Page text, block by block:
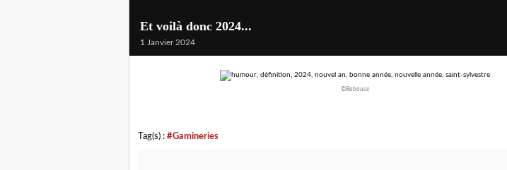
Et voilà donc 2024...
1 Janvier 2024
©Babouse
Tag(s) : #Gamineries